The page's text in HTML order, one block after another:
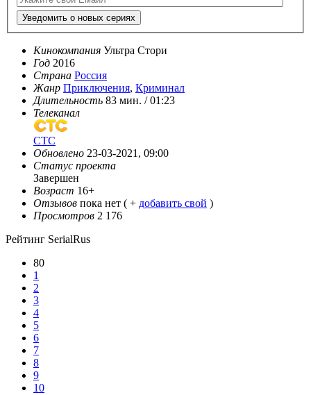
Уведомить о новых сериях
Кинокомпания Ультра Стори
Год 2016
Страна Россия
Жанр Приключения, Криминал
Длительность 83 мин. / 01:23
Телеканал
СТС
Обновлено 23-03-2021, 09:00
Статус проекта
Завершен
Возраст 16+
Отзывов пока нет ( + добавить свой )
Просмотров 2 176
Рейтинг SerialRus
80
1
2
3
4
5
6
7
8
9
10